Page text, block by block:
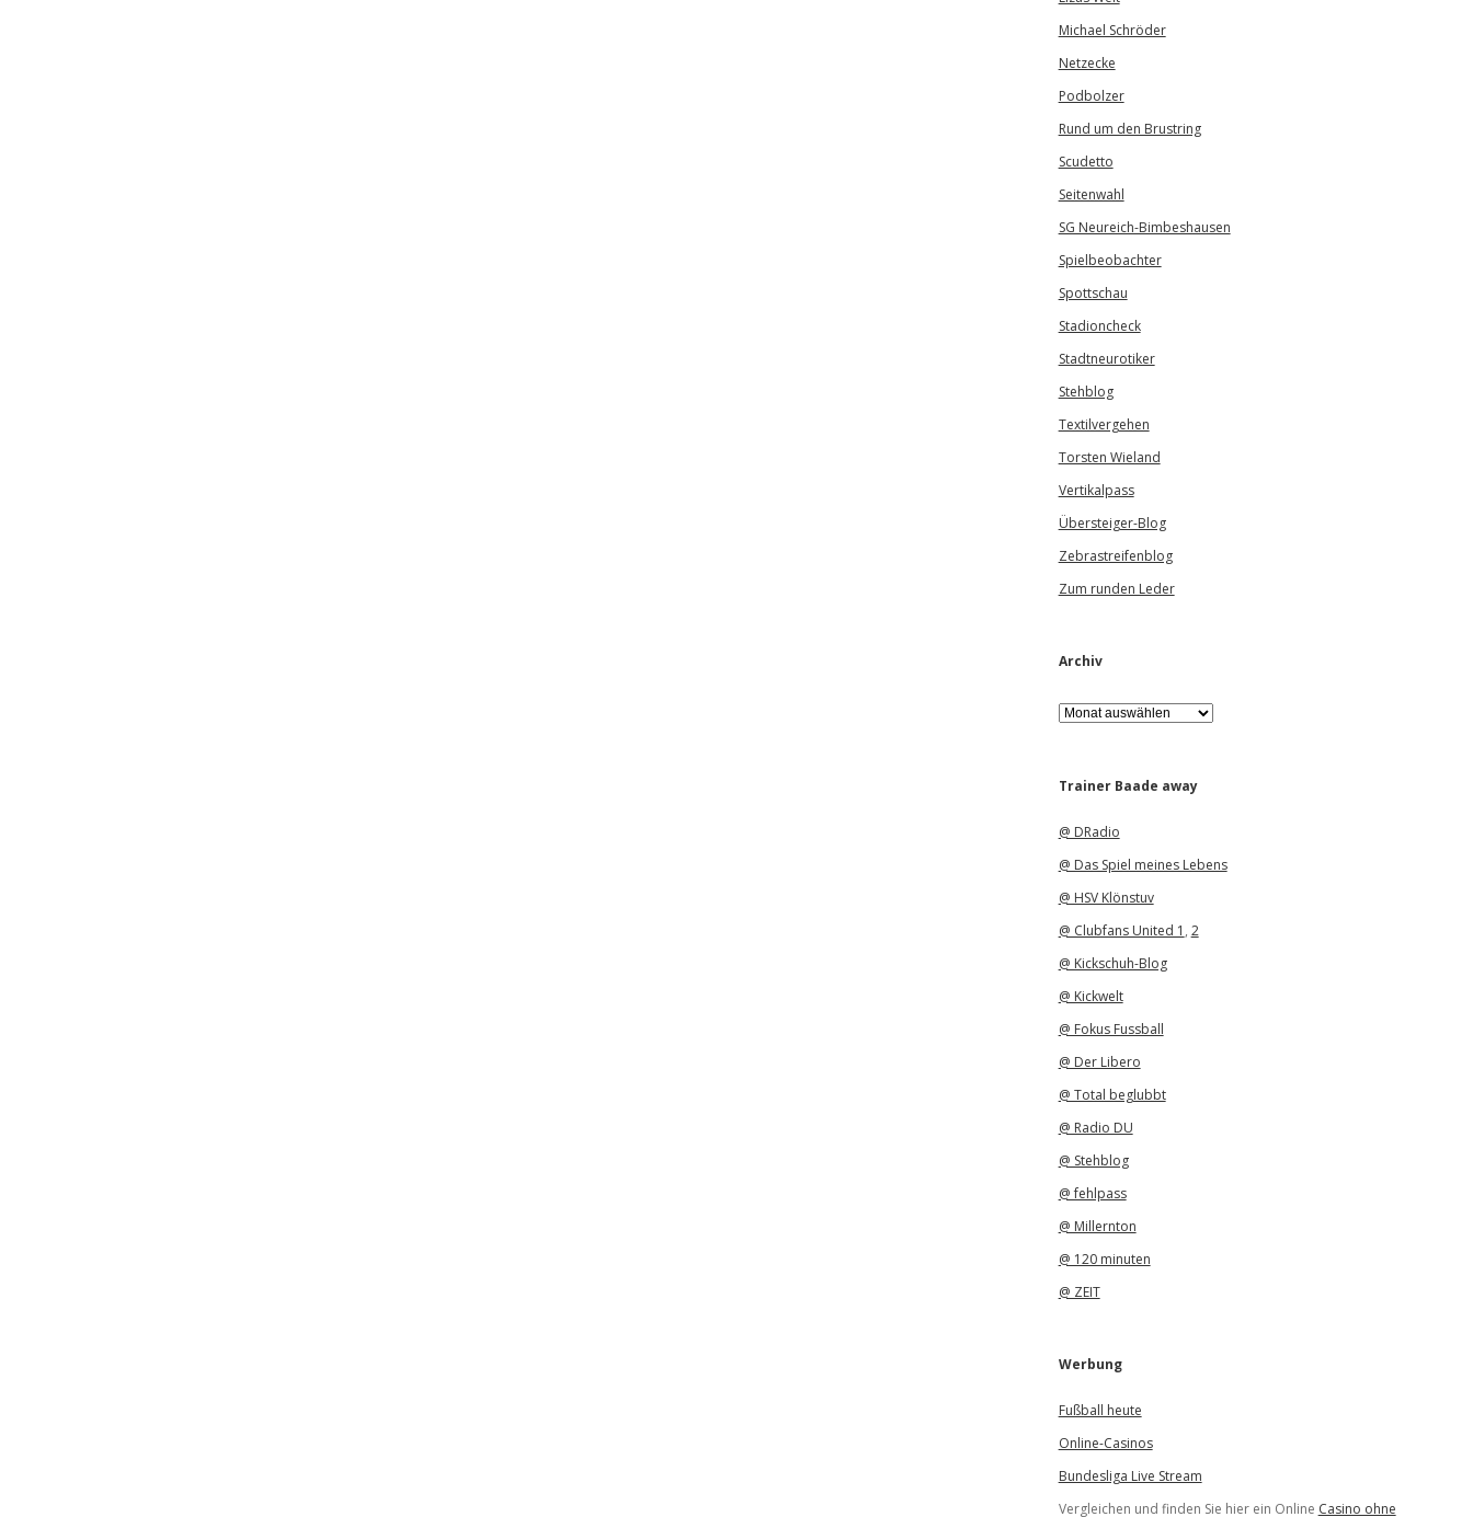
Michael Schröder
Netzecke
Podbolzer
Rund um den Brustring
Scudetto
Seitenwahl
SG Neureich-Bimbeshausen
Spielbeobachter
Spottschau
Stadioncheck
Stadtneurotiker
Stehblog
Textilvergehen
Torsten Wieland
Vertikalpass
Übersteiger-Blog
Zebrastreifenblog
Zum runden Leder
Archiv
A
r
iTrainer Baade away
@ DRadio
@ Das Spiel meines Lebens
@ HSV Klönstuv
@ Clubfans United 1 , 2
@ Kickschuh-Blog
@ Kickwelt
@ Fokus Fussball
@ Der Libero
@ Total beglubbt
@ Radio DU
@ Stehblog
@ fehlpass
@ Millernton
@ 120 minuten
@ ZEIT
Werbung
Fußball heute
Online-Casinos
Bundesliga Live Stream
Vergleichen und finden Sie hier ein Online Casino ohne